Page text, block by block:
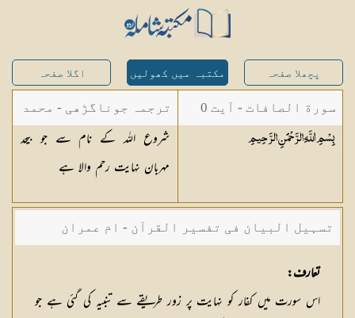
پچھلا صفحہ مکتبہ میں کھولیں اگلا صفحہ
سورة الصافات - آیت 0
بِسْمِ اللَّهِ الرَّحْمَٰنِالرَّحِيمِ
ترجمہ جوناگڑھی - محمد
جونا گڑھی
شروع اللہ کے نام سے جو بیحد
مہربان نہایت رحم والا ہے
تسہیل البیان فی تفسیر القرآن - ام عمران
شکیلہ بنت میاں فضل حسین
تعارف:
اس سورت میں کفار کو نہایت پر زور طریقے سے تنبیہ کی گئی ہے جو